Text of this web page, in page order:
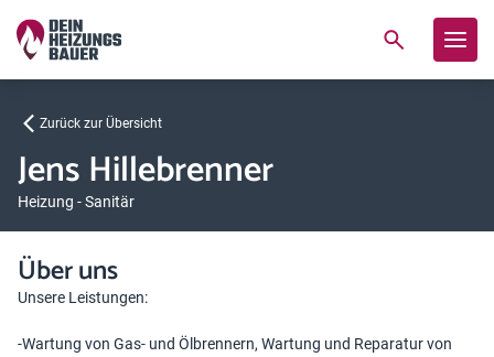
Zurück zur Übersicht
Jens Hillebrenner
Heizung - Sanitär
Über uns
Unsere Leistungen:
-Wartung von Gas- und Ölbrennern, Wartung und Reparatur von